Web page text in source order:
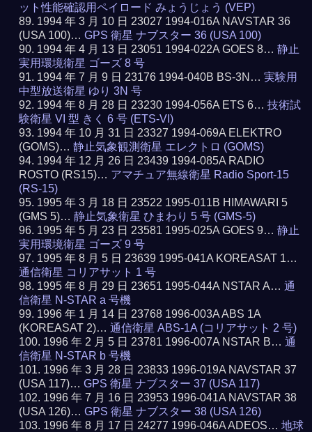
ット性能確認用ペイロード みょうじょう (VEP)
1994 年 3 月 10 日 23027 1994-016A NAVSTAR 36
(USA 100)…GPS 衛星 ナブスター 36 (USA 100)
1994 年 4 月 13 日 23051 1994-022A GOES 8…静止
実用環境衛星 ゴーズ 8 号
1994 年 7 月 9 日 23176 1994-040B BS-3N…実験用
中型放送衛星 ゆり 3N 号
1994 年 8 月 28 日 23230 1994-056A ETS 6…技術試
験衛星 VI 型 きく 6 号 (ETS-VI)
1994 年 10 月 31 日 23327 1994-069A ELEKTRO
(GOMS)…静止気象観測衛星 エレクトロ (GOMS)
1994 年 12 月 26 日 23439 1994-085A RADIO
ROSTO (RS15)… アマチュア無線衛星 Radio Sport-15
(RS-15)
1995 年 3 月 18 日 23522 1995-011B HIMAWARI 5
(GMS 5)…静止気象衛星 ひまわり 5 号 (GMS-5)
1995 年 5 月 23 日 23581 1995-025A GOES 9…静止
実用環境衛星 ゴーズ 9 号
1995 年 8 月 5 日 23639 1995-041A KOREASAT 1…
通信衛星 コリアサット 1 号
1995 年 8 月 29 日 23651 1995-044A NSTAR A…通
信衛星 N-STAR a 号機
1996 年 1 月 14 日 23768 1996-003A ABS 1A
(KOREASAT 2)…通信衛星 ABS-1A (コリアサット 2 号)
1996 年 2 月 5 日 23781 1996-007A NSTAR B…通
信衛星 N-STAR b 号機
1996 年 3 月 28 日 23833 1996-019A NAVSTAR 37
(USA 117)…GPS 衛星 ナブスター 37 (USA 117)
1996 年 7 月 16 日 23953 1996-041A NAVSTAR 38
(USA 126)…GPS 衛星 ナブスター 38 (USA 126)
1996 年 8 月 17 日 24277 1996-046A ADEOS…地球